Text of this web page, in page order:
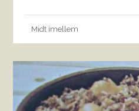
Midt imellem